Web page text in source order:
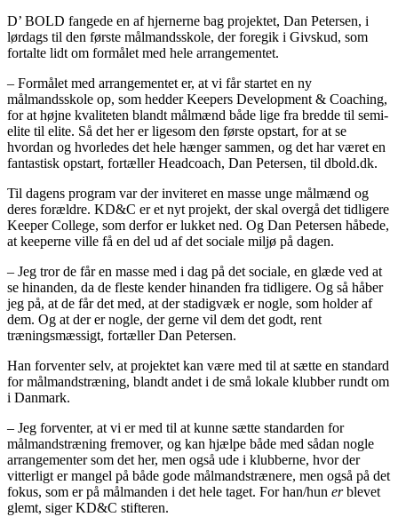
D’ BOLD fangede en af hjernerne bag projektet, Dan Petersen, i
lørdags til den første målmandsskole, der foregik i Givskud, som
fortalte lidt om formålet med hele arrangementet.
– Formålet med arrangementet er, at vi får startet en ny
målmandsskole op, som hedder Keepers Development & Coaching,
for at højne kvaliteten blandt målmænd både lige fra bredde til semi-
elite til elite. Så det her er ligesom den første opstart, for at se
hvordan og hvorledes det hele hænger sammen, og det har været en
fantastisk opstart, fortæller Headcoach, Dan Petersen, til dbold.dk.
Til dagens program var der inviteret en masse unge målmænd og
deres forældre. KD&C er et nyt projekt, der skal overgå det tidligere
Keeper College, som derfor er lukket ned. Og Dan Petersen håbede,
at keeperne ville få en del ud af det sociale miljø på dagen.
– Jeg tror de får en masse med i dag på det sociale, en glæde ved at
se hinanden, da de fleste kender hinanden fra tidligere. Og så håber
jeg på, at de får det med, at der stadigvæk er nogle, som holder af
dem. Og at der er nogle, der gerne vil dem det godt, rent
træningsmæssigt, fortæller Dan Petersen.
Han forventer selv, at projektet kan være med til at sætte en standard
for målmandstræning, blandt andet i de små lokale klubber rundt om
i Danmark.
– Jeg forventer, at vi er med til at kunne sætte standarden for
målmandstræning fremover, og kan hjælpe både med sådan nogle
arrangementer som det her, men også ude i klubberne, hvor der
vitterligt er mangel på både gode målmandstrænere, men også på det
fokus, som er på målmanden i det hele taget. For han/hun erblevet
glemt, siger KD&C stifteren.